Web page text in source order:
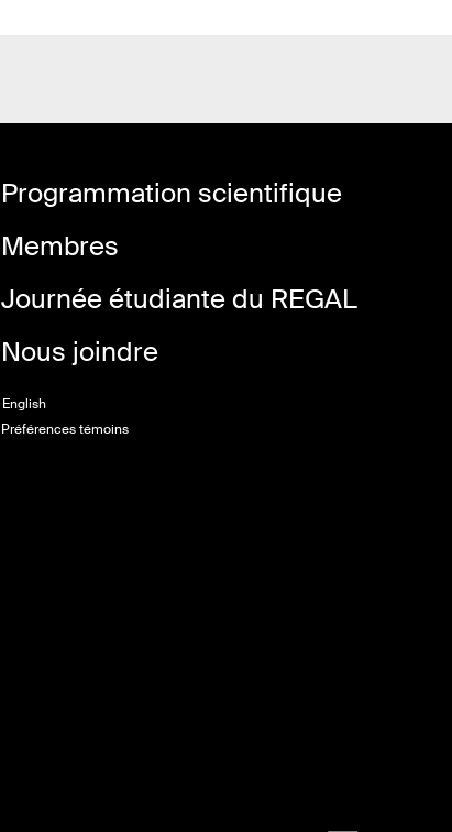
Programmation scientifique
Membres
Journée étudiante du REGAL
Nous joindre
English
Préférences témoins